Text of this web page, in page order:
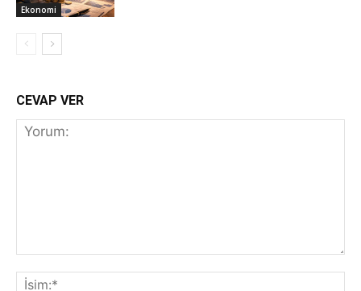
Ekonomi
CEVAP VER
Yorum: